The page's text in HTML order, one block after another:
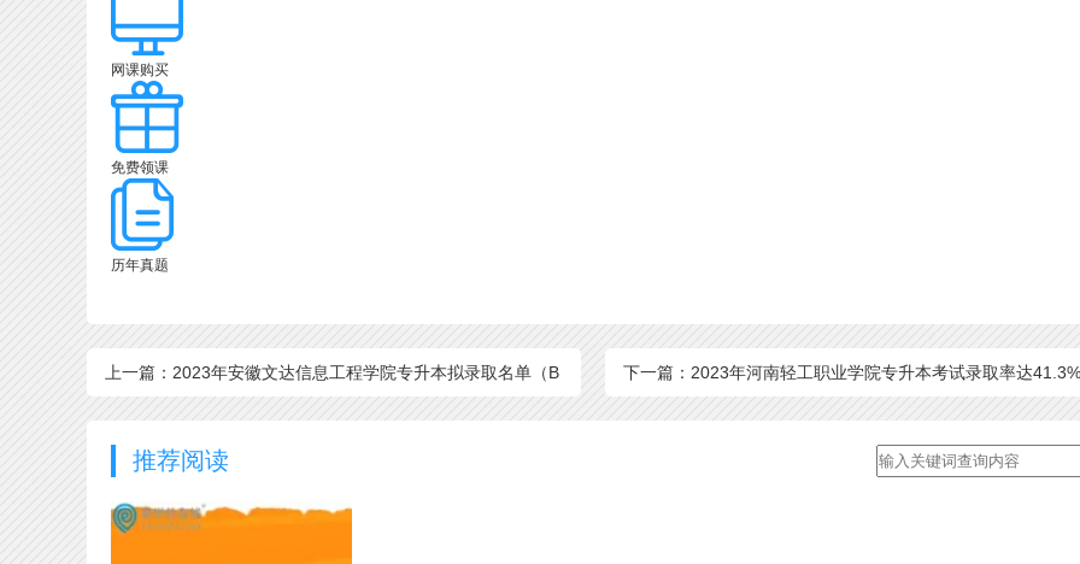
网课购买
免费领课
历年真题
上一篇：2023年安徽文达信息工程学院专升本拟录取名单（B
段）公布了！
下一篇：2023年河南轻工职业学院专升本考试录取率达41.3%
推荐阅读